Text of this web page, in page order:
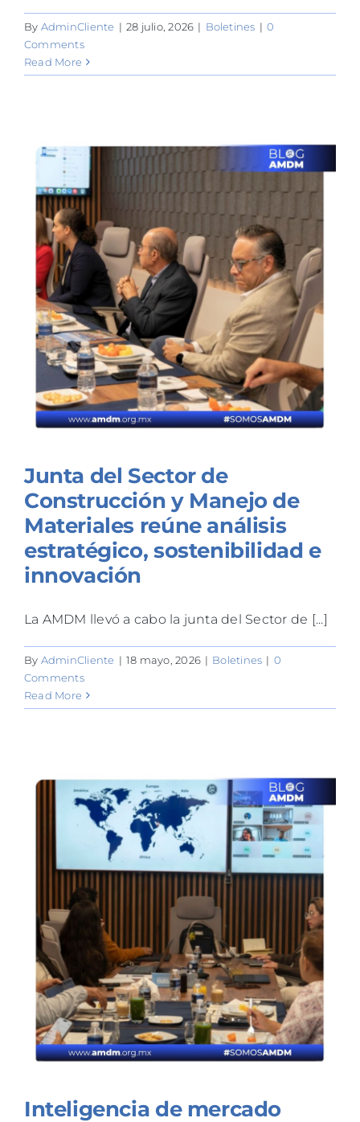
By AdminCliente | 28 julio, 2026 | Boletines | 0
Comments
Read More
Junta del Sector de
Construcción y Manejo de
Materiales reúne análisis
estratégico, sostenibilidad e
innovación
La AMDM llevó a cabo la junta del Sector de [...]
By AdminCliente | 18 mayo, 2026 | Boletines | 0
Comments
Read More
Inteligencia de mercado